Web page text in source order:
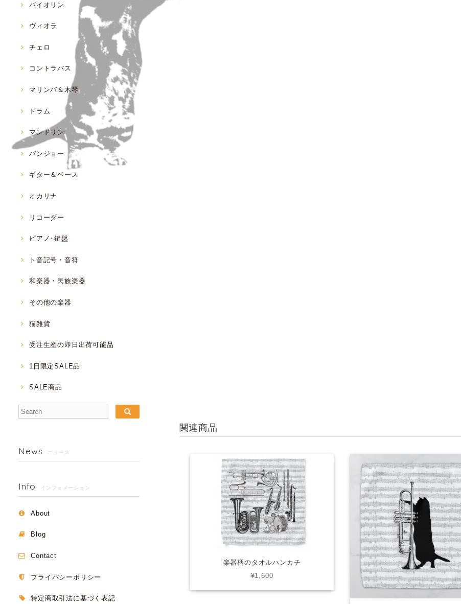
バイオリン
ヴィオラ
チェロ
コントラバス
マリンバ＆木琴
ドラム
マンドリン
バンジョー
ギター＆ベース
オカリナ
リコーダー
ピアノ･鍵盤
ト音記号・音符
和楽器・民族楽器
その他の楽器
猫雑貨
受注生産の即日出荷可能品
1日限定SALE品
SALE商品
News ニュース
Info インフォメーション
About
Blog
Contact
プライバシーポリシー
特定商取引法に基づく表記
関連商品
楽器柄のタオルハンカチ
¥1,600